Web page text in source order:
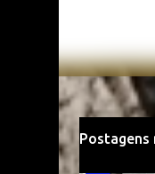
Postagens